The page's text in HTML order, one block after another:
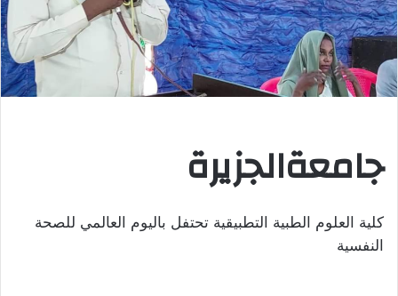
جامعةالجزيرة
كلية العلوم الطبية التطبيقية تحتفل باليوم العالمي للصحة
النفسية